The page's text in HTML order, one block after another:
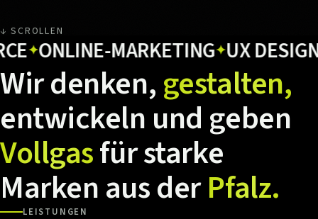
↓ SCROLLEN
ONLINE-MARKETING✦ UX DESIGN✦
Wirdenken,gestalten,
entwickeln und geben
Vollgasfürstarke
MarkenausderPfalz.
LEISTUNGEN